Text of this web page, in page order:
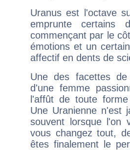
Uranus est l'octave
emprunte
commençant par le
émotions et un
affectif en dents de
Une des facettes
d'une femme
l'affût de toute
Une Uranienne n'est
souvent lorsque l'on
vous changez tout,
êtes finalement le